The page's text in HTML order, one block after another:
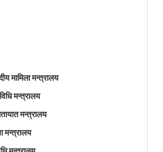
मामिला मन्त्रालय
मन्त्रालय
मन्त्रालय
मन्त्रालय